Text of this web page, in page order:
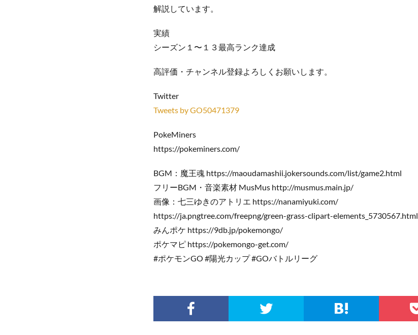
解説しています。
実績
シーズン１〜１３最高ランク達成
高評価・チャンネル登録よろしくお願いします。
Twitter
Tweets by GO50471379
PokeMiners
https://pokeminers.com/
BGM：魔王魂 https://maoudamashii.jokersounds.com/list/game2.html
フリーBGM・音楽素材 MusMus http://musmus.main.jp/
画像：七三ゆきのアトリエ https://nanamiyuki.com/
https://ja.pngtree.com/freepng/green-grass-clipart-elements_5730567.html
みんポケ https://9db.jp/pokemongo/
ポケマピ https://pokemongo-get.com/
#ポケモンGO #陽光カップ #GOバトルリーグ